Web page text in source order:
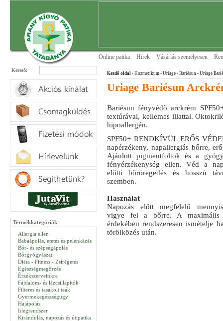
Online patika Hírek Vásárlás személyesen
Keresõ:
Termékkategóriák
Allergia ellen
Babaápolás, etetés és pelenkázás
Bőr- és szépségápolás
Bőrgyógyászat
Diéta - Fitness - Zsírégetés
Egészségmegőrzés
Érzékszerveinkre
Fájdalom- és lázcsillapítók
Filteres és tasakolt teák
Gyermekegészségügy
Hajápolás
Idegrendszer
Kirándulás, napozás és útipatika
Kezdõ oldal - Kozmetikum - Uriage - Bariésun - Uriage
Uriage Bariésun
Bariésun fényvédő arckrém
textúrával, kellemes illattal.
hipoallergén.
SPF50+ RENDKÍVÜL ERŐS
napérzékeny, napallergiás bőrre,
Ajánlott pigmentfoltok és a
fényérzékenység ellen. Véd a
előtti bőröregedés és hosszú
szemben.
Használat
Napozás előtt megfelelő
vigye fel a bőrre. A maximális
érdekében rendszeresen ismételje
törölközés után.